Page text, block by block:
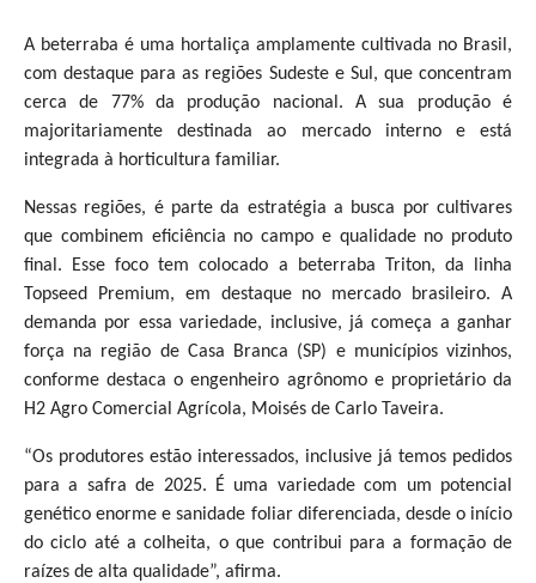
A beterraba é uma hortaliça amplamente cultivada no Brasil,
com destaque para as regiões Sudeste e Sul, que concentram
cerca de 77% da produção nacional. A sua produção é
majoritariamente destinada ao mercado interno e está
integrada à horticultura familiar.
Nessas regiões, é parte da estratégia a busca por cultivares
que combinem eficiência no campo e qualidade no produto
final. Esse foco tem colocado a beterraba Triton, da linha
Topseed Premium, em destaque no mercado brasileiro. A
demanda por essa variedade, inclusive, já começa a ganhar
força na região de Casa Branca (SP) e municípios vizinhos,
conforme destaca o engenheiro agrônomo e proprietário da
H2 Agro Comercial Agrícola, Moisés de Carlo Taveira.
“Os produtores estão interessados, inclusive já temos pedidos
para a safra de 2025. É uma variedade com um potencial
genético enorme e sanidade foliar diferenciada, desde o início
do ciclo até a colheita, o que contribui para a formação de
raízes de alta qualidade”, afirma.